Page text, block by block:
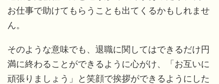
お仕事で助けてもらうことも出てくるかもしれませ
ん。
そのような意味でも、退職に関してはできるだけ円
満に終わることができるように心がけ、「お互いに
頑張りましょう」と笑顔で挨拶ができるようにした